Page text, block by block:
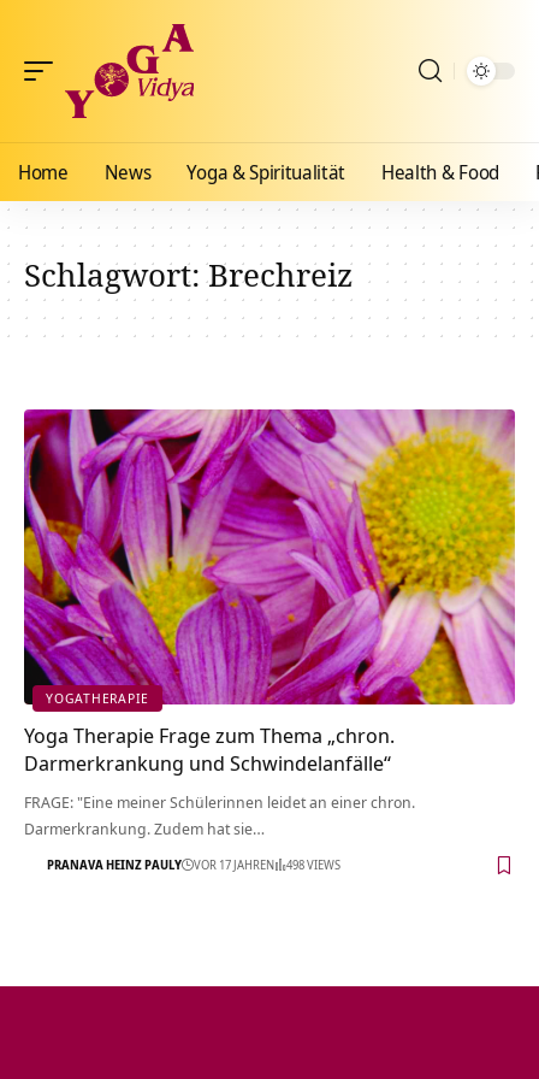
Home News Yoga & Spiritualität Health & Food
Schlagwort:Brechreiz
YOGATHERAPIE
Yoga Therapie Frage zum Thema „chron.
Darmerkrankung und Schwindelanfälle“
FRAGE: "Eine meiner Schülerinnen leidet an einer chron.
Darmerkrankung. Zudem hat sie…
PRANAVA HEINZ PAULY VOR 17 JAHREN 498 VIEWS